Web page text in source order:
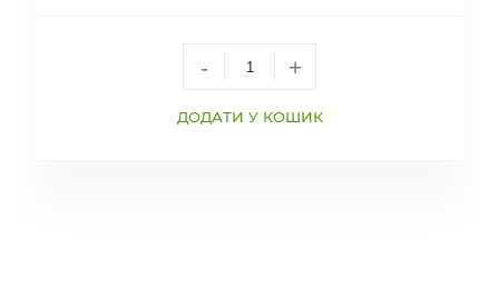
- +
ДОДАТИ У КОШИК